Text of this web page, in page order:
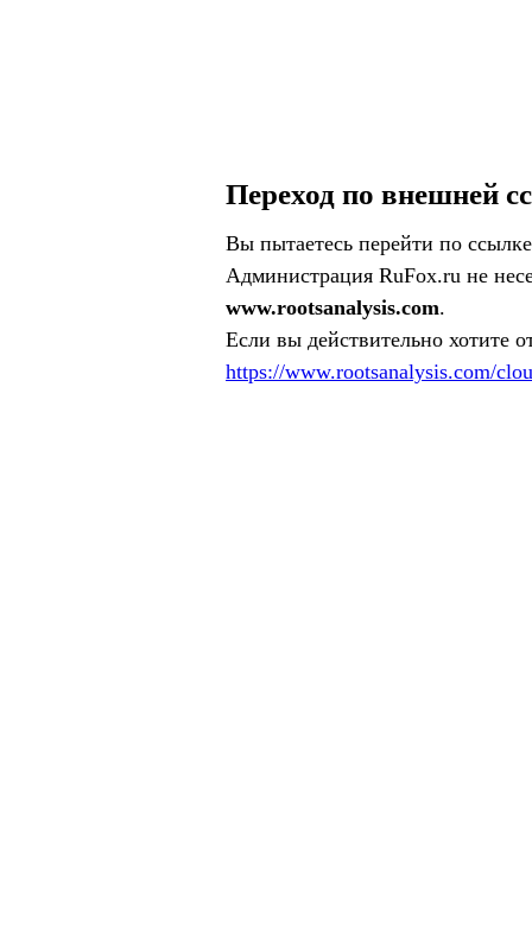
Переход по внешней
Вы пытаетесь перейти по
Администрация RuFox.ru не
www.rootsanalysis.com.
Если вы действительно хотите
https://www.rootsanalysis.com/